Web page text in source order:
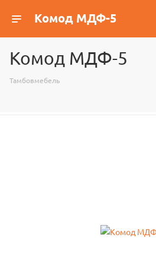
Комод МДФ-5
Комод МДФ-5
Тамбовмебель